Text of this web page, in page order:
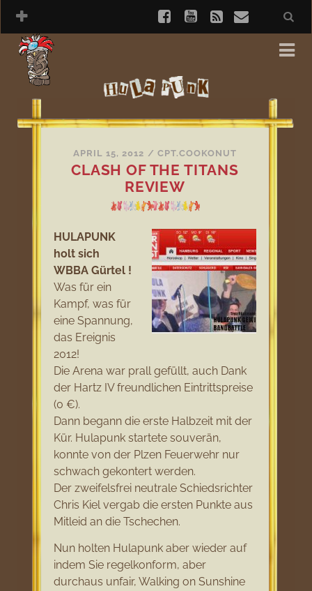
APRIL 15, 2012 / CPT.COOKONUT
CLASH OF THE TITANS
REVIEW
HULAPUNK
holt sich
WBBA Gürtel !
Was für ein
Kampf, was für
eine Spannung,
das Ereignis
2012!
Die Arena war prall gefüllt, auch Dank
der Hartz IV freundlichen Eintrittspreise
(0 €).
Dann begann die erste Halbzeit mit der
Kür. Hulapunk startete souverän,
konnte von der Plzen Feuerwehr nur
schwach gekontert werden.
Der zweifelsfrei neutrale Schiedsrichter
Chris Kiel vergab die ersten Punkte aus
Mitleid an die Tschechen.
Nun holten Hulapunk aber wieder auf
indem Sie regelkonform, aber
durchaus unfair, Walking on Sunshine